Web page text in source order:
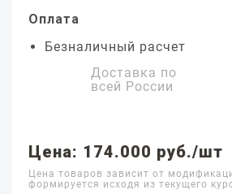
Оплата
Безналичный расчет
Доставка по
всей России
Цена: 174.000 руб./шт
Цена товаров зависит от
формируется исходя из текущего